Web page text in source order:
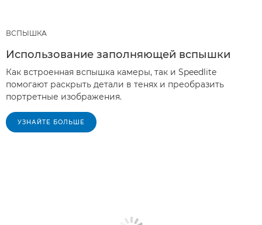
ВСПЫШКА
Использование заполняющей вспышки
Как встроенная вспышка камеры, так и Speedlite
помогают раскрыть детали в тенях и преобразить
портретные изображения.
УЗНАЙТЕ БОЛЬШЕ